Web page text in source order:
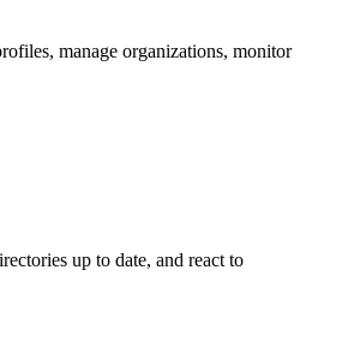
manage organizations, monitor
up to date, and react to